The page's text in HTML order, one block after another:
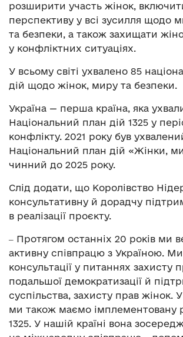
розширити участь жінок,
перспективу у всі зусилля щодо
та безпеки, а також захищати
у конфліктних ситуаціях.
У всьому світі ухвалено 85
дій щодо жінок, миру та безпеки.
Україна — перша країна, яка
Національний план дій 1325 у
конфлікту. 2021 року був
Національний план дій «Жінки,
чинний до 2025 року.
Слід додати, що Королівство
консультативну й дорадчу
в реалізації проєкту.
‒ Протягом останніх 20 років ми
активну співпрацю з Україною.
консультації у питаннях захисту
подальшої демократизації й
суспільства, захисту прав жінок.
ми також маємо імплементовану
1325. У нашій країні вона